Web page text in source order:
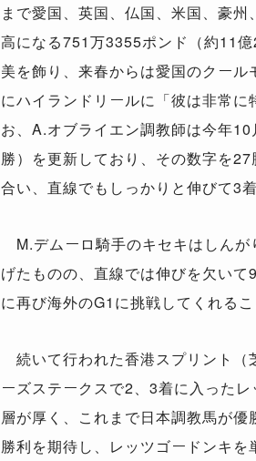
まで愛国、英国、仏国、米国、豪
高になる751万3355ポンド（約11
美を飾り、来春からは愛国のクー
にハイランドリールに「彼は非常
お、A.オブライエン調教師は今年
勝）を更新しており、その数字を
合い、直線でもしっかりと伸びて3
M.デムーロ騎手のキセキはしんが
げたものの、直線では伸びを欠い
に再び海外のG1に挑戦してくれるこ
続いて行われた香港スプリント（
ーズステークスで2、3着に入った
層が厚く、これまで日本調教馬が
勝利を期待し、レッツゴードンキ